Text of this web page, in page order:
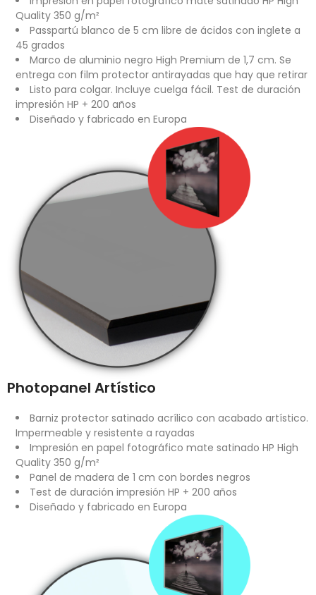
Quality 350 g/m²
Passpartú blanco de 5 cm libre de ácidos con inglete a
45 grados
Marco de aluminio negro High Premium de 1,7 cm. Se
entrega con film protector antirayadas que hay que retirar
Listo para colgar. Incluye cuelga fácil. Test de duración
impresión HP + 200 años
Diseñado y fabricado en Europa
Photopanel Artístico
Barniz protector satinado acrílico con acabado artístico.
Impermeable y resistente a rayadas
Impresión en papel fotográfico mate satinado HP High
Quality 350 g/m²
Panel de madera de 1 cm con bordes negros
Test de duración impresión HP + 200 años
Diseñado y fabricado en Europa